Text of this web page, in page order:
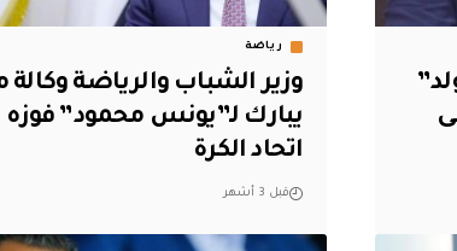
رياضة
وزير الشباب والرياضة
يبارك لـ”يونس محمود” فوزه
اتحاد الكرة
قبل 3 أشهر